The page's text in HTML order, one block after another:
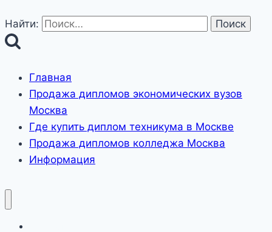
Найти:
Главная
Продажа дипломов экономических вузов
Москва
Где купить диплом техникума в Москве
Продажа дипломов колледжа Москва
Информация